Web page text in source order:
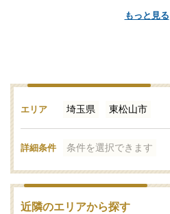
もっと見る
利な総合斎場があります。家族葬な
が隣接していますので、移動の負
場の火葬場に向けて出棺する流れ
市の近隣で家族葬などの葬儀をお考
式」で斎場やセレモニーホール、
覧いただき、申込みの流れなど、ご
れることでも遠慮なくお電話でご相
葬儀と葬式、告別式の違いとは？
も解説
エリア 埼玉県 東松山市
詳細条件 条件を選択できます
近隣のエリアから探す